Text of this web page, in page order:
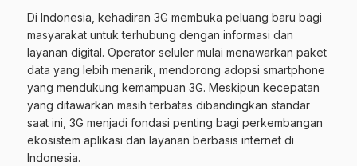
Di Indonesia, kehadiran 3G membuka peluang baru bagi
masyarakat untuk terhubung dengan informasi dan
layanan digital. Operator seluler mulai menawarkan paket
data yang lebih menarik, mendorong adopsi smartphone
yang mendukung kemampuan 3G. Meskipun kecepatan
yang ditawarkan masih terbatas dibandingkan standar
saat ini, 3G menjadi fondasi penting bagi perkembangan
ekosistem aplikasi dan layanan berbasis internet di
Indonesia.